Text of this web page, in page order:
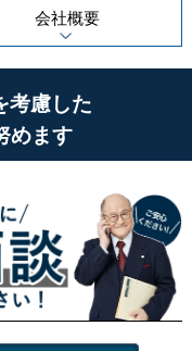
会社概要
考慮した
めます